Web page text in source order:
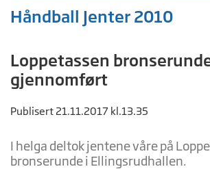
Håndball Jenter 2010
Loppetassen
gjennomført
Publisert 21.11.2017 kl.13.35
I helga deltok jentene våre på
bronserunde i Ellingsrudhallen.